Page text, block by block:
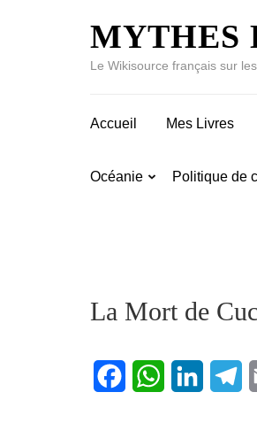
MYTHES
Le Wikisource français sur
Accueil Mes Livres
Océanie Politique de
La Mort de